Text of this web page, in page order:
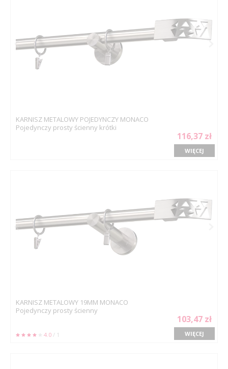
KARNISZ METALOWY POJEDYNCZY MONACO
Pojedynczy prosty ścienny krótki
116,37 zł
WIĘCEJ
KARNISZ METALOWY 19MM MONACO
Pojedynczy prosty ścienny
4.0 / 1
103,47 zł
WIĘCEJ